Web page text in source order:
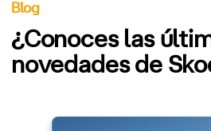
Blog
¿Conoces las
novedades de